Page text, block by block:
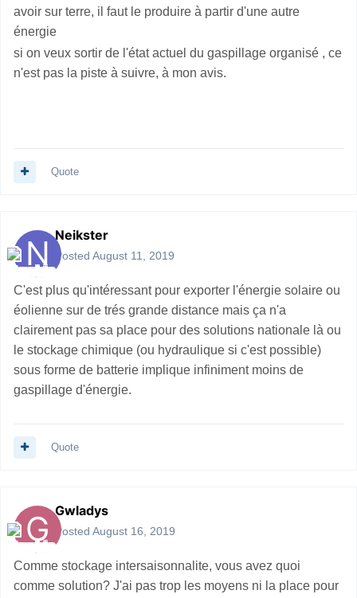
avoir sur terre, il faut le produire à partir d'une autre
énergie
si on veux sortir de l'état actuel du gaspillage organisé , ce
n'est pas la piste à suivre, à mon avis.
Quote
Neikster
Posted August 11, 2019
C'est plus qu'intéressant pour exporter l'énergie solaire ou
éolienne sur de trés grande distance mais ça n'a
clairement pas sa place pour des solutions nationale là ou
le stockage chimique (ou hydraulique si c'est possible)
sous forme de batterie implique infiniment moins de
gaspillage d'énergie.
Quote
Gwladys
Posted August 16, 2019
Comme stockage intersaisonnalite, vous avez quoi
comme solution? J'ai pas trop les moyens ni la place pour